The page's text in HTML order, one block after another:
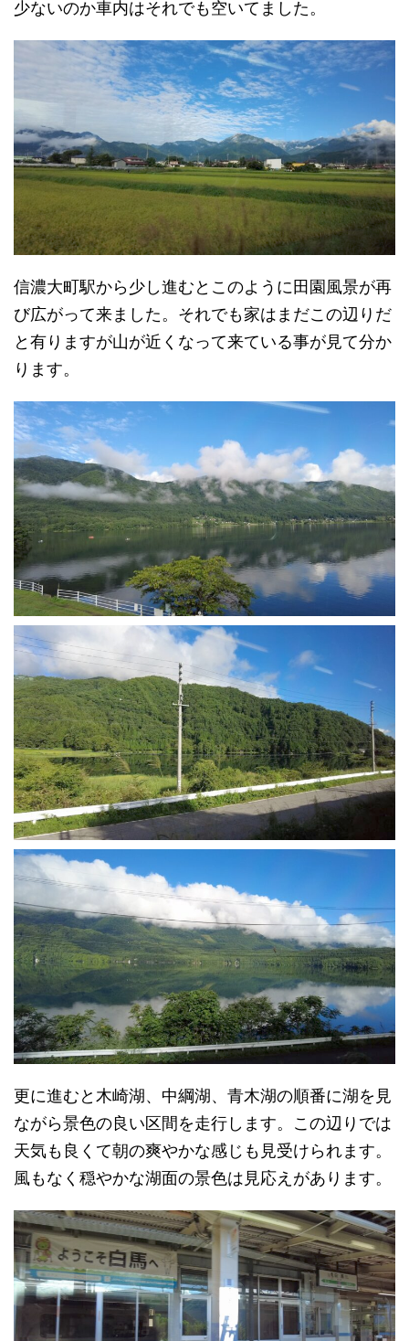
少ないのか車内はそれでも空いてました。
信濃大町駅から少し進むとこのように田園風景が再
び広がって来ました。それでも家はまだこの辺りだ
と有りますが山が近くなって来ている事が見て分か
ります。
更に進むと木崎湖、中綱湖、青木湖の順番に湖を見
ながら景色の良い区間を走行します。この辺りでは
天気も良くて朝の爽やかな感じも見受けられます。
風もなく穏やかな湖面の景色は見応えがあります。